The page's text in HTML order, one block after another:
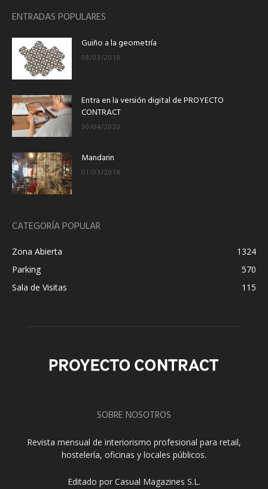
ENTRADAS POPULARES
Guiño a la geometría
08/03/2018
Entra en la versión digital de PROYECTO
CONTRACT
30/04/2020
Mandarin
01/03/2018
CATEGORÍA POPULAR
Zona Abierta
1324
Parking
570
Sala de Visitas
115
SOBRE NOSOTROS
Revista mensual de interiorismo profesional para retail,
hostelería, oficinas y locales públicos.
Editado por Casual Magazines S.L.